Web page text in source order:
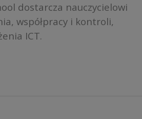
dostarcza nauczycielowi
współpracy i kontroli,
ICT.